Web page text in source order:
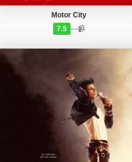
Motor City
7.5 —📹